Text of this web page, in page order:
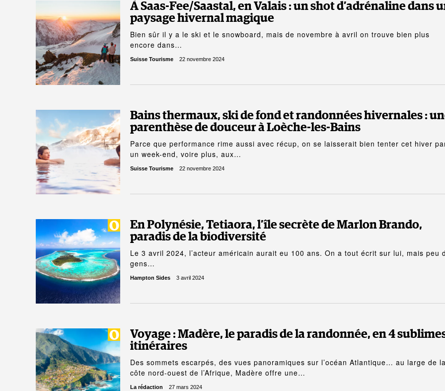
À Saas-Fee/Saastal, en Valais : un shot d’adrénaline dans
paysage hivernal magique
Bien sûr il y a le ski et le snowboard, mais de novembre à avril on trouve bien plus
encore dans…
Suisse Tourisme 22 novembre 2024
Bains thermaux, ski de fond et randonnées hivernales :
parenthèse de douceur à Loèche-les-Bains
Parce que performance rime aussi avec récup, on se laisserait bien tenter cet hiver
un week-end, voire plus, aux…
Suisse Tourisme 22 novembre 2024
En Polynésie, Tetiaora, l’île secrète de Marlon Brando,
paradis de la biodiversité
Le 3 avril 2024, l’acteur américain aurait eu 100 ans. On a tout écrit sur lui, mais peu
gens…
Hampton Sides 3 avril 2024
Voyage : Madère, le paradis de la randonnée, en 4
itinéraires
Des sommets escarpés, des vues panoramiques sur l’océan Atlantique… au large de la
côte nord-ouest de l’Afrique, Madère offre une…
La rédaction 27 mars 2024